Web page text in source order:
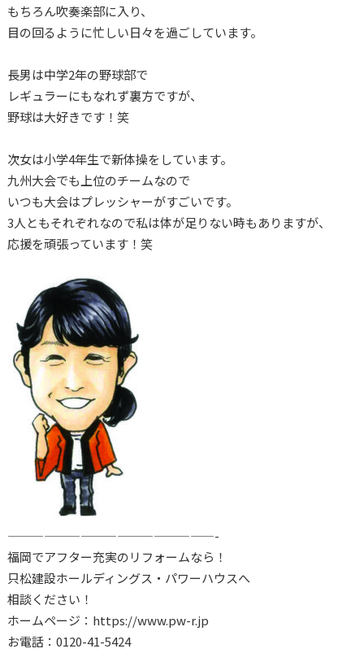
もちろん吹奏楽部に入り、
目の回るように忙しい日々を過ごしています。
長男は中学2年の野球部で
レギュラーにもなれず裏方ですが、
野球は大好きです！笑
次女は小学4年生で新体操をしています。
九州大会でも上位のチームなので
いつも大会はプレッシャーがすごいです。
3人ともそれぞれなので私は体が足りない時もありますが、
応援を頑張っています！笑
—————————————————-
福岡でアフター充実のリフォームなら！
只松建設ホールディングス・パワーハウスへ
相談ください！
ホームページ：https://www.pw-r.jp
お電話：0120-41-5424